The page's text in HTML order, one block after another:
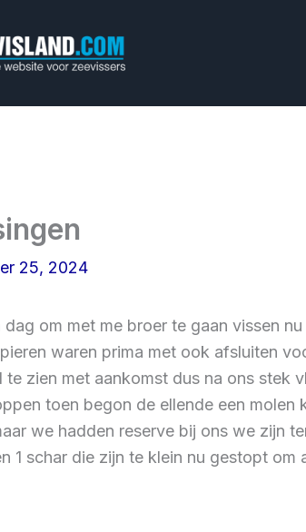
25, 2024
dag om met me broer te gaan vissen
waren prima met ook afsluiten
te zien met aankomst dus na ons stek
toen begon de ellende een
we hadden reserve bij ons we zijn
1 schar die zijn te klein nu gestopt